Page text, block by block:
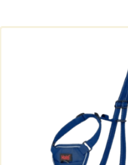
à ma liste